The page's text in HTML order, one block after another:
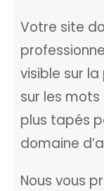
Votre site
visible sur
sur les
plus tapés
domaine
Nous vous